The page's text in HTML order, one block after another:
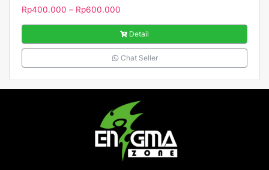
Rp400.000 – Rp600.000
Detail
Chat Seller